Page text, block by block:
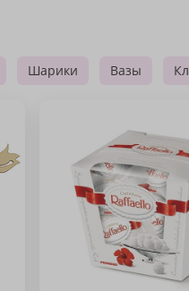
Шарики Вазы